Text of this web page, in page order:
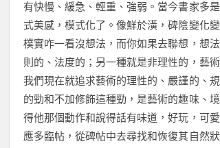
有快慢、緩急、輕重、強弱。當今書家多
式美感，模式化了。像鮮於潢，碑陰變化
樸實咋一看沒想法，而你如果去聯想，想
則的、法度的；另一種就是非理性的，藝
我們現在就追求藝術的理性的、嚴謹的、
的勁和不加修飾這種勁，是藝術的趣味、
得他那個動作和說得話有味道，好玩，可
應多臨帖，從碑帖中去尋找和恢復其自然